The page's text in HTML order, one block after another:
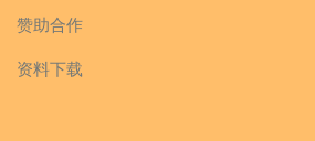
赞助合作
资料下载